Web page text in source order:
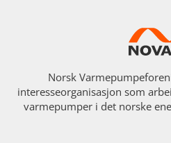
Norsk
interesseorganisasjon som
varmepumper i det norske